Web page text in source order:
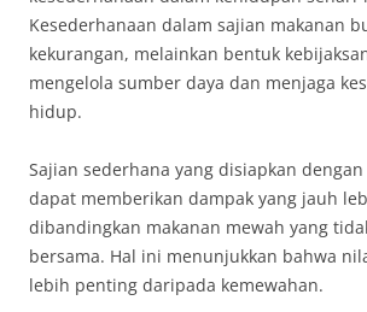
Kesederhanaan dalam sajian makanan
kekurangan, melainkan bentuk
mengelola sumber daya dan menjaga
hidup.
Sajian sederhana yang disiapkan
dapat memberikan dampak yang jauh
dibandingkan makanan mewah yang
bersama. Hal ini menunjukkan bahwa
lebih penting daripada kemewahan.